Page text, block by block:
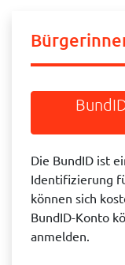
Die BundID ist
Identifizierung
können sich
BundID-Konto
anmelden.